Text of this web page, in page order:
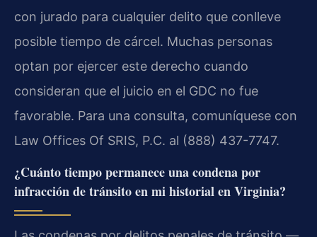
con jurado para cualquier delito que conlleve
posible tiempo de cárcel. Muchas personas
optan por ejercer este derecho cuando
consideran que el juicio en el GDC no fue
favorable. Para una consulta, comuníquese con
Law Offices Of SRIS, P.C. al (888) 437-7747.
¿Cuánto tiempo permanece una condena por
infracción de tránsito en mi historial en Virginia?